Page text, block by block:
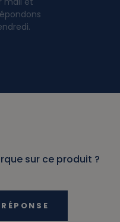
sur ce produit ?